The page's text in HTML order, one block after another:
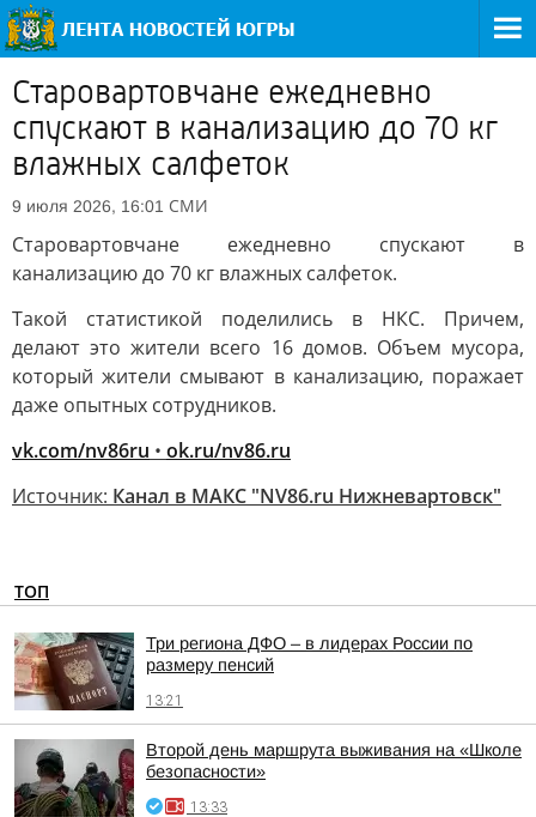
Старовартовчане ежедневно
спускают в канализацию до 70 кг
влажных салфеток
9 июля 2026, 16:01 СМИ
Старовартовчане ежедневно спускают в
канализацию до 70 кг влажных салфеток.
Такой статистикой поделились в НКС. Причем,
делают это жители всего 16 домов. Объем мусора,
который жители смывают в канализацию, поражает
даже опытных сотрудников.
vk.com/nv86ru • ok.ru/nv86.ru
Источник: Канал в МАКС "NV86.ru Нижневартовск"
ТОП
Три региона ДФО – в лидерах России по
размеру пенсий
13:21
Второй день маршрута выживания на «Школе
безопасности»
13:33